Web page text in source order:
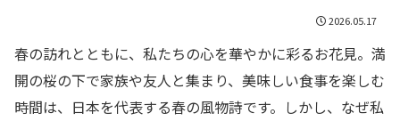
2026.05.17
春の訪れとともに、私たちの心を華やかに彩るお花見。満
開の桜の下で家族や友人と集まり、美味しい食事を楽しむ
時間は、日本を代表する春の風物詩です。しかし、なぜ私